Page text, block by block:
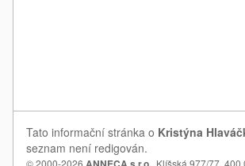
Tato informační stránka o Kristýna
seznam není redigován.
© 2000-2026 , Klíšská 977/77,